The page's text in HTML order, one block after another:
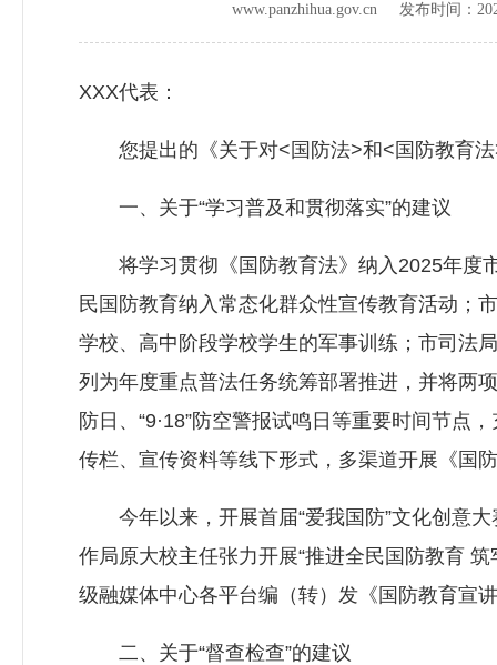
www.panzhihua.gov.cn 发布时间：
XXX代表：
您提出的《关于对<国防法>和<国防教育法
一、关于“学习普及和贯彻落实”的建议
将学习贯彻《国防教育法》纳入2025年度市
民国防教育纳入常态化群众性宣传教育活动；
学校、高中阶段学校学生的军事训练；市司法
列为年度重点普法任务统筹部署推进，并将两
防日、“9·18”防空警报试鸣日等重要时间节点
传栏、宣传资料等线下形式，多渠道开展《国
今年以来，开展首届“爱我国防”文化创意大
作局原大校主任张力开展“推进全民国防教育
级融媒体中心各平台编（转）发《国防教育宣
二、关于“督查检查”的建议